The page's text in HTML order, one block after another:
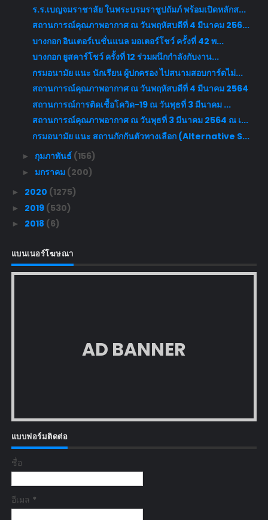
ร.ร.เบญจมราชาลัย ในพระบรมราชูปถัมภ์ พร้อมเปิดหลักส...
สถานการณ์คุณภาพอากาศ ณ วันพฤหัสบดีที่ 4 มีนาคม 256...
บางกอก อินเตอร์เนชั่นแนล มอเตอร์โชว์ ครั้งที่ 42 พ...
บางกอก ยูสคาร์โชว์ ครั้งที่ 12 ร่วมผนึกกำลังกับงาน...
กรมอนามัย แนะ นักเรียน ผู้ปกครอง ไปสนามสอบการ์ดไม่...
สถานการณ์คุณภาพอากาศ ณ วันพฤหัสบดีที่ 4 มีนาคม 2564
สถานการณ์การติดเชื้อโควิด-19 ณ วันพุธที่ 3 มีนาคม ...
สถานการณ์คุณภาพอากาศ ณ วันพุธที่ 3 มีนาคม 2564 ณ เ...
กรมอนามัย แนะ สถานกักกันตัวทางเลือก (Alternative S...
► กุมภาพันธ์ (156)
► มกราคม (200)
► 2020 (1275)
► 2019 (530)
► 2018 (6)
แบนเนอร์โฆษณา
AD BANNER
แบบฟอร์มติดต่อ
ชื่อ
อีเมล *